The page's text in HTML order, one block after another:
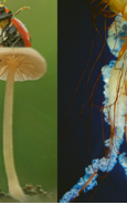
É impossível
árvores